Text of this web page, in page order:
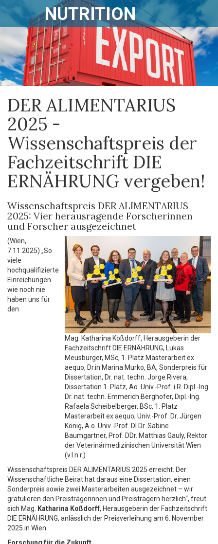
NUTRITION
DER ALIMENTARIUS
2025 -
Wissenschaftspreis der
Fachzeitschrift DIE
ERNÄHRUNG vergeben!
Wissenschaftspreis DER ALIMENTARIUS
2025: Vier herausragende Forscherinnen
und Forscher ausgezeichnet
Mag. Katharina Koßdorff, Herausgeberin der
Fachzeitschrift DIE ERNÄHRUNG, Lukas
Meusburger, MSc, 1. Platz Masterarbeit ex
aequo, Dr.in Marina Murko, BA, Sonderpreis für
Dissertation, Dr. nat. techn. Jorge Rivera,
Dissertation 1. Platz, Ao. Univ.-Prof. i.R. Dipl.-Ing.
Dr. nat. techn. Emmerich Berghofer, Dipl.-Ing.
Rafaela Scheibelberger, BSc, 1. Platz
Masterarbeit ex aequo, Univ.-Prof. Dr. Jürgen
König, A.o. Univ.-Prof. DI Dr. Sabine
Baumgartner, Prof. DDr. Matthias Gauly, Rektor
der Veterinärmedizinischen Universität Wien
(v.l.n.r.)
(Wien,
7.11.2025) „So
viele
hochqualifizierte
Einreichungen
wie noch nie
haben uns für
den
Wissenschaftspreis DER ALIMENTARIUS 2025 erreicht. Der
Wissenschaftliche Beirat hat daraus eine Dissertation, einen
Sonderpreis sowie zwei Masterarbeiten ausgezeichnet – wir
gratulieren den Preisträgerinnen und Preisträgern herzlich“, freut
sich Mag.
Katharina Koßdorff, Herausgeberin der Fachzeitschrift
DIE ERNÄHRUNG, anlässlich der Preisverleihung am 6. November
2025 in Wien.